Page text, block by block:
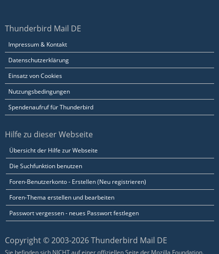
Thunderbird Mail DE
Impressum & Kontakt
Datenschutzerklärung
Einsatz von Cookies
Nutzungsbedingungen
Spendenaufruf für Thunderbird
Hilfe zu dieser Webseite
Übersicht der Hilfe zur Webseite
Die Suchfunktion benutzen
Foren-Benutzerkonto - Erstellen (Neu registrieren)
Foren-Thema erstellen und bearbeiten
Passwort vergessen - neues Passwort festlegen
Copyright © 2003-2026 Thunderbird Mail DE
Sie befinden sich NICHT auf einer offiziellen Seite der Mozilla Foundation.